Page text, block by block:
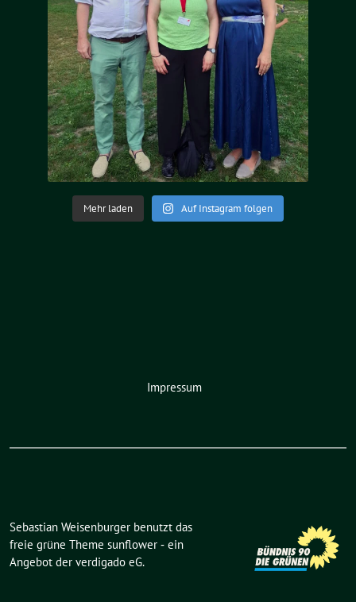
Mehr laden Auf Instagram folgen
Impressum
Sebastian Weisenburger benutzt das
freie grüne Theme sunflower ‐ ein
Angebot der verdigado eG.